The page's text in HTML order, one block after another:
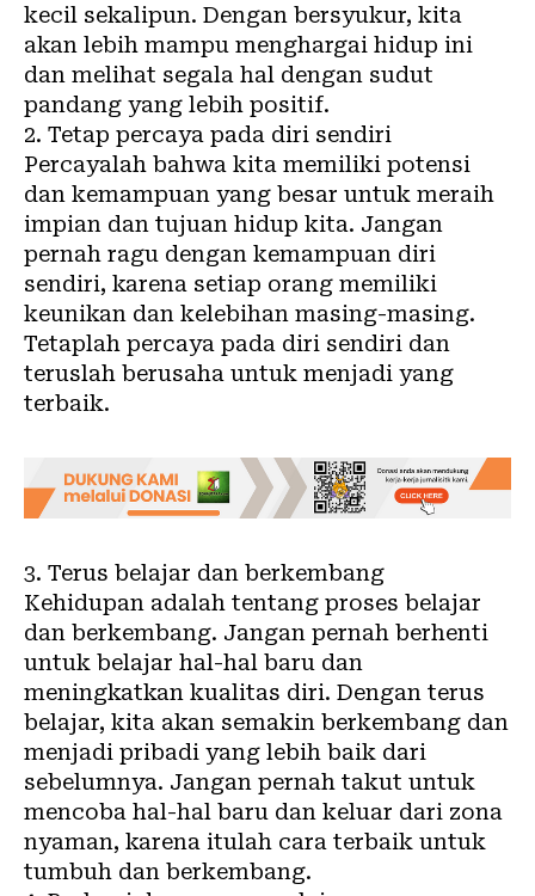
kecil sekalipun. Dengan bersyukur, kita
akan lebih mampu menghargai hidup ini
dan melihat segala hal dengan sudut
pandang yang lebih positif.
2. Tetap percaya pada diri sendiri
Percayalah bahwa kita memiliki potensi
dan kemampuan yang besar untuk meraih
impian dan tujuan hidup kita. Jangan
pernah ragu dengan kemampuan diri
sendiri, karena setiap orang memiliki
keunikan dan kelebihan masing-masing.
Tetaplah percaya pada diri sendiri dan
teruslah berusaha untuk menjadi yang
terbaik.
3. Terus belajar dan berkembang
Kehidupan adalah tentang proses belajar
dan berkembang. Jangan pernah berhenti
untuk belajar hal-hal baru dan
meningkatkan kualitas diri. Dengan terus
belajar, kita akan semakin berkembang dan
menjadi pribadi yang lebih baik dari
sebelumnya. Jangan pernah takut untuk
mencoba hal-hal baru dan keluar dari zona
nyaman, karena itulah cara terbaik untuk
tumbuh dan berkembang.